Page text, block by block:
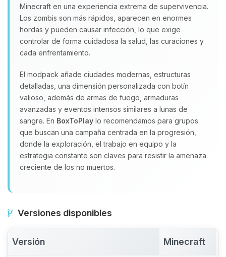
Minecraft en una experiencia extrema de supervivencia.
Los zombis son más rápidos, aparecen en enormes
hordas y pueden causar infección, lo que exige
controlar de forma cuidadosa la salud, las curaciones y
cada enfrentamiento.
El modpack añade ciudades modernas, estructuras
detalladas, una dimensión personalizada con botín
valioso, además de armas de fuego, armaduras
avanzadas y eventos intensos similares a lunas de
sangre. En BoxToPlay lo recomendamos para grupos
que buscan una campaña centrada en la progresión,
donde la exploración, el trabajo en equipo y la
estrategia constante son claves para resistir la amenaza
creciente de los no muertos.
Versiones disponibles
Versión Minecraft